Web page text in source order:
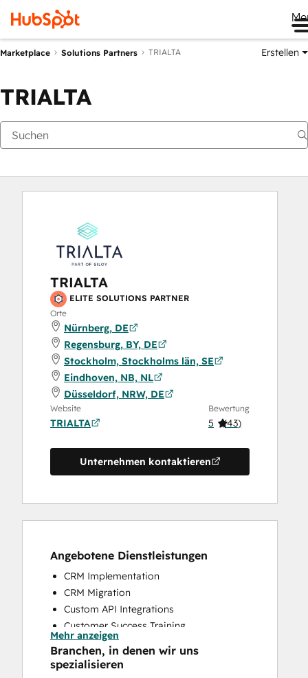
Marketplace Solutions Partners TRIALTA Erstellen
TRIALTA
TRIALTA
ELITE SOLUTIONS PARTNER
Orte
Nürnberg, DE
Regensburg, BY, DE
Stockholm, Stockholms län, SE
Eindhoven, NB, NL
Düsseldorf, NRW, DE
Website
TRIALTA
Bewertung
5 (43)
Unternehmen kontaktieren
Angebotene Dienstleistungen
CRM Implementation
CRM Migration
Custom API Integrations
Customer Success Training
Customer Support Training
Customer Survey and Analysis
Mehr anzeigen
Branchen, in denen wir uns
spezialisieren